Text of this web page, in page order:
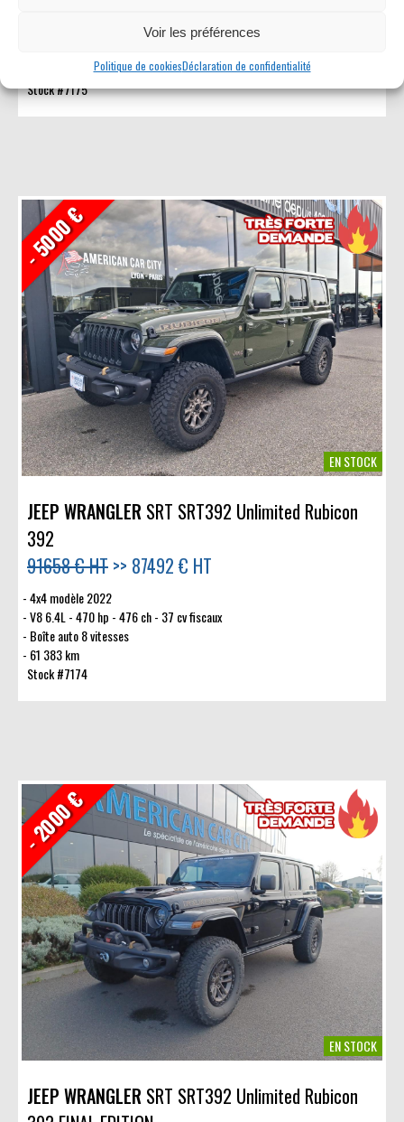
Voir les préférences
Politique de cookiesDéclaration de confidentialité
V8 6.4L - 470 hp - 476 ch - 37 cv fiscaux
Stock #7175
- 5000 €
EN STOCK
JEEP WRANGLER SRT SRT392 Unlimited Rubicon
392
91658 € HT >> 87492 € HT
4x4 modèle 2022
V8 6.4L - 470 hp - 476 ch - 37 cv fiscaux
Boîte auto 8 vitesses
61 383 km
Stock #7174
- 2000 €
EN STOCK
JEEP WRANGLER SRT SRT392 Unlimited Rubicon